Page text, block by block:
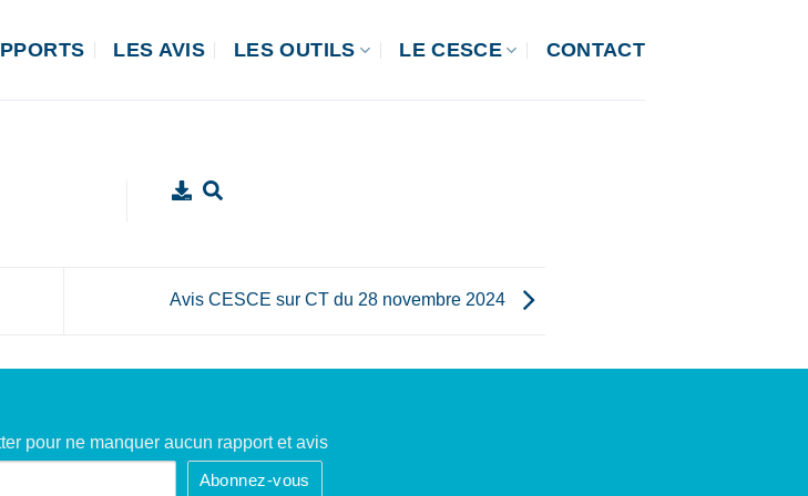
LES AVIS LES OUTILS LE CESCE CONTACT
Avis CESCE sur CT du 28 novembre 2024
pour ne manquer aucun rapport et avis